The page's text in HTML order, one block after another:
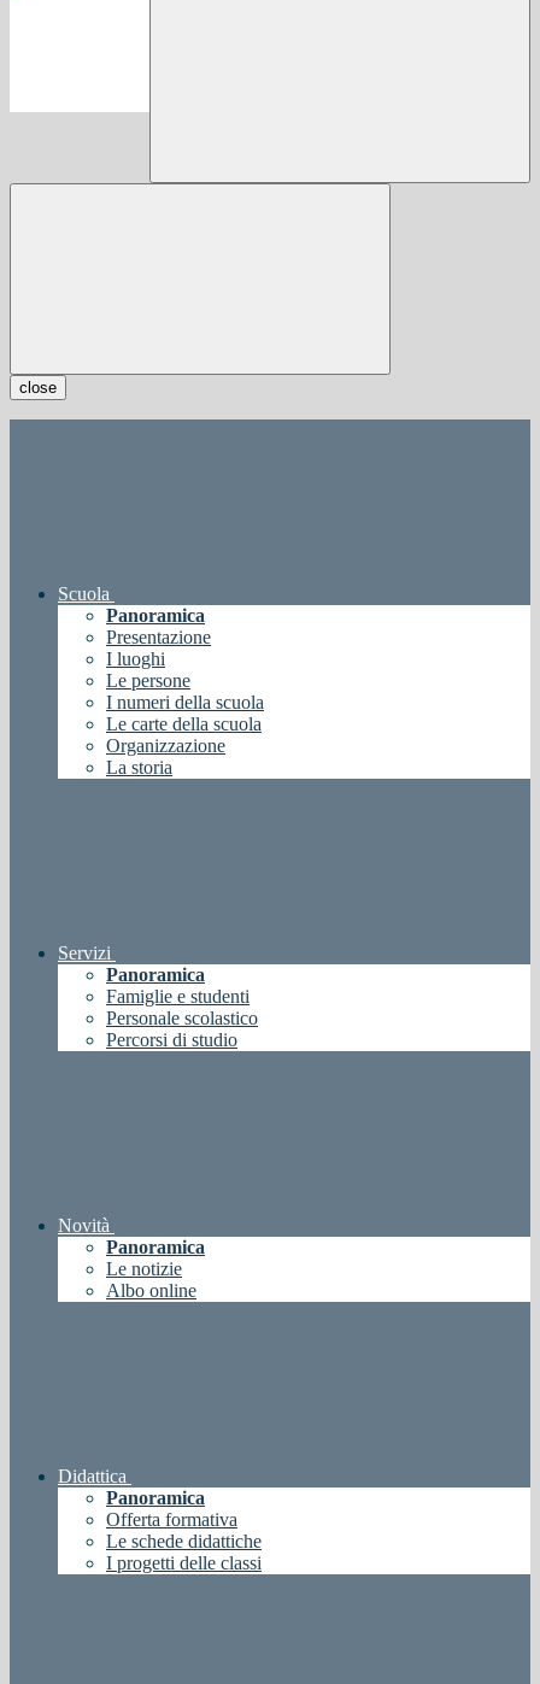
close
Scuola
Panoramica
Presentazione
I luoghi
Le persone
I numeri della scuola
Le carte della scuola
Organizzazione
La storia
Servizi
Panoramica
Famiglie e studenti
Personale scolastico
Percorsi di studio
Novità
Panoramica
Le notizie
Albo online
Didattica
Panoramica
Offerta formativa
Le schede didattiche
I progetti delle classi